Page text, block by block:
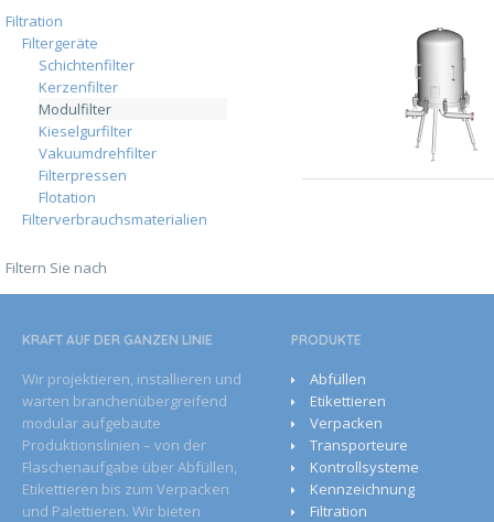
Filtration
Filtergeräte
Schichtenfilter
Kerzenfilter
Modulfilter
Kieselgurfilter
Vakuumdrehfilter
Filterpressen
Flotation
Filterverbrauchsmaterialien
Filtern Sie nach
KRAFT AUF DER GANZEN­ LINIE
Wir projektieren, installieren und
warten branchenübergreifend
modular aufgebaute
Produktionslinien – von der
Flaschenaufgabe über Abfüllen,
Etikettieren bis zum Verpacken
und Palettieren. Wir bieten
PRODUKTE
Abfüllen
Etikettieren
Verpacken
Transporteure
Kontrollsysteme
Kennzeichnung
Filtration